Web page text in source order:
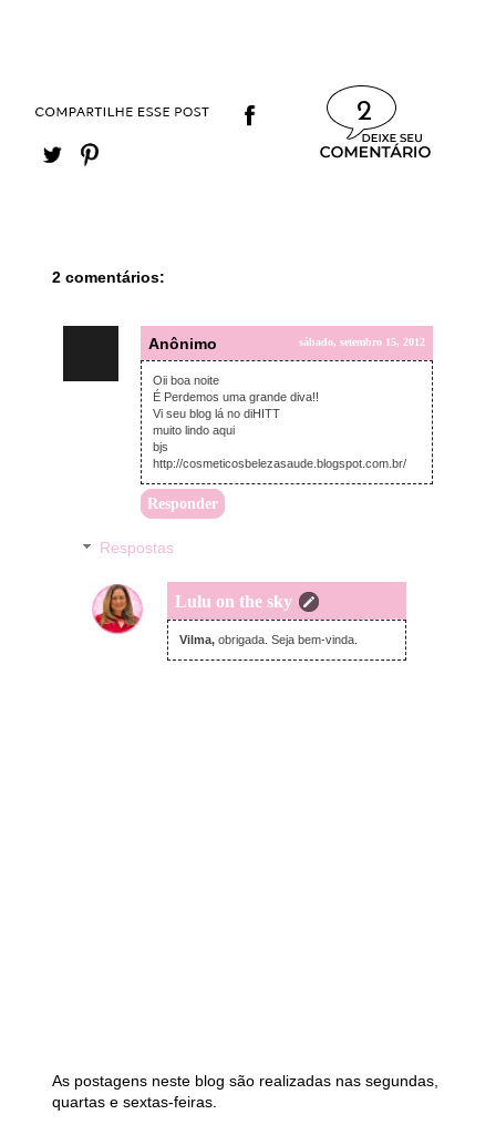
2
2 comentários:
Anônimo sábado, setembro 15, 2012
Oii boa noite
É Perdemos uma grande diva!!
Vi seu blog lá no diHITT
muito lindo aqui
bjs
http://cosmeticosbelezasaude.blogspot.com.br/
Responder
Respostas
Lulu on the sky
domingo, setembro 16, 2012
Vilma, obrigada. Seja bem-vinda.
As postagens neste blog são realizadas nas segundas,
quartas e sextas-feiras.